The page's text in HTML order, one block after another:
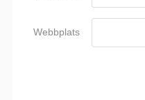
Webbplats